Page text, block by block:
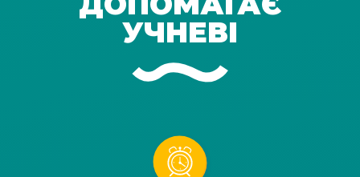
УЧНЕВІ